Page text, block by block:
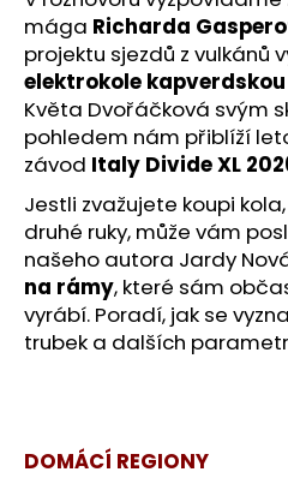
mága Richarda
projektu sjezdů z vulkánů
elektrokole
Květa Dvořáčková svým
pohledem nám přiblíží
závod Italy Divide XL
Jestli zvažujete koupi
druhé ruky, může vám
našeho autora Jardy
na rámy, které sám
vyrábí. Poradí, jak se
trubek a dalších
DOMÁCÍ REGIONY
e
m
e
DÁRKOVÝ
POUKAZ
CYKLOTURISTIKA
2026
649
Kč